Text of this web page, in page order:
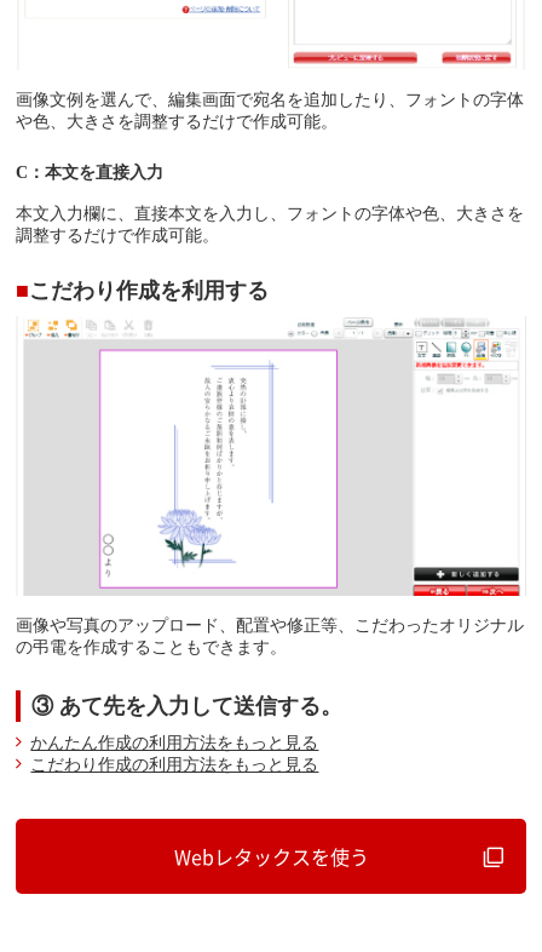
画像文例を選んで、編集画面で宛名を追加したり、フォントの字体
や色、大きさを調整するだけで作成可能。
C：本文を直接入力
本文入力欄に、直接本文を入力し、フォントの字体や色、大きさを
調整するだけで作成可能。
■こだわり作成を利用する
画像や写真のアップロード、配置や修正等、こだわったオリジナル
の弔電を作成することもできます。
③ あて先を入力して送信する。
かんたん作成の利用方法をもっと見る
こだわり作成の利用方法をもっと見る
Webレタックスを使う